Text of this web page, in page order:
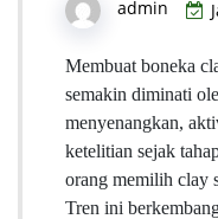
admin
Membuat boneka
semakin diminati
menyenangkan,
ketelitian sejak
orang memilih clay
Tren ini